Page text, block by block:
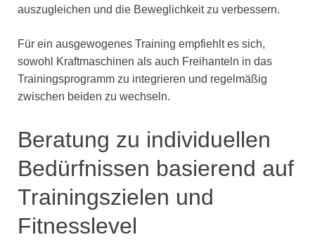
auszugleichen und die Beweglichkeit zu verbessern.
Für ein ausgewogenes Training empfiehlt es sich,
sowohl Kraftmaschinen als auch Freihanteln in das
Trainingsprogramm zu integrieren und regelmäßig
zwischen beiden zu wechseln.
Beratung zu individuellen
Bedürfnissen basierend auf
Trainingszielen und
Fitnesslevel